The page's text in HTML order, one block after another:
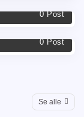
0 Post
0 Post
Se alle